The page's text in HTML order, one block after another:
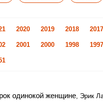
2020 2019 2018 2017
2001 2000 1998 1997
одинокой женщине, Эрик